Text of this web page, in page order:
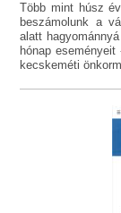
Több mint húsz
beszámolunk a
alatt
hónap
kecskeméti